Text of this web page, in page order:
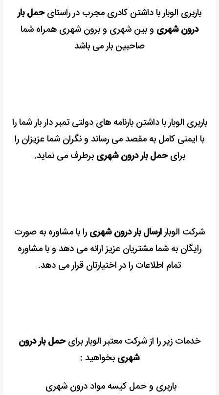
باربری الوبار با داشتن کادری مجرب در راستایحمل بار
درون شهری و بین شهری و برون شهری همراه شما
صاحبین بار می باشد
باربری الوبار با داشتن بارنامه های دولتی تمبر دار بار شما را
با ایمنی کامل به مقصد می رساند و نگران شما عزیزان را
برایحمل بار درون شهری برطرف می نماید.
شرکت الوبارارسال بار درون شهری را با مشاوره به صورت
رایگان به شما مشتریان عزیز ارائه می دهد و با مشاوره
تمام اطلاعات را در اختیارتان قرار می دهد.
خدمات زیر را از شرکت معتبر الوبار برایحمل بار درون
شهری بخواهید :
باربری و حمل کیسه مواد درون شهری